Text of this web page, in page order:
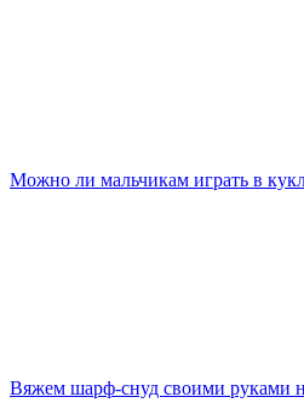
Можно ли мальчикам играть в
Вяжем шарф-снуд своими руками